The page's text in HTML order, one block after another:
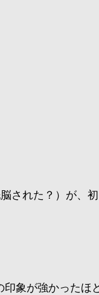
された？）が、
象が強かったほ